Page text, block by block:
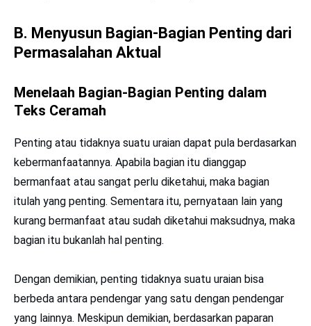
B. Menyusun Bagian-Bagian Penting dari
Permasalahan Aktual
Menelaah Bagian-Bagian Penting dalam
Teks Ceramah
Penting atau tidaknya suatu uraian dapat pula berdasarkan
kebermanfaatannya. Apabila bagian itu dianggap
bermanfaat atau sangat perlu diketahui, maka bagian
itulah yang penting. Sementara itu, pernyataan lain yang
kurang bermanfaat atau sudah diketahui maksudnya, maka
bagian itu bukanlah hal penting.
Dengan demikian, penting tidaknya suatu uraian bisa
berbeda antara pendengar yang satu dengan pendengar
yang lainnya. Meskipun demikian, berdasarkan paparan